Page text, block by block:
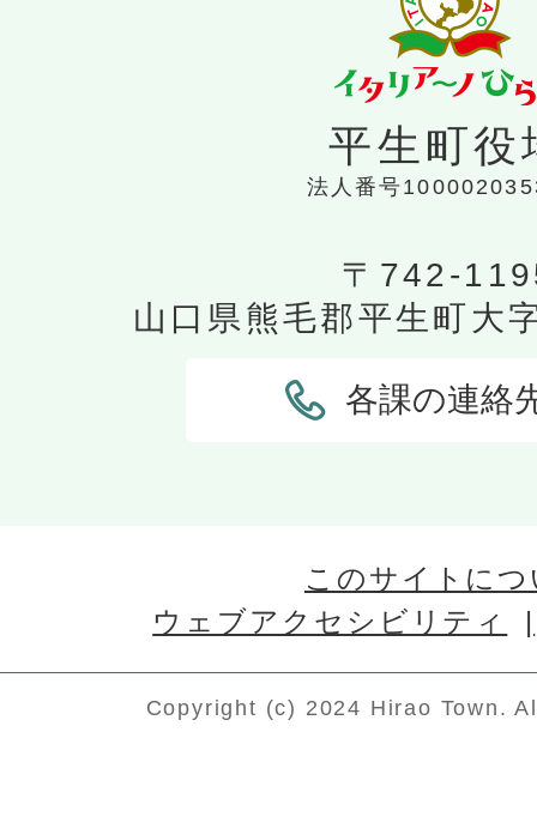
平生町役
法人番号
〒742-
山口県熊毛郡平生町大
各課の連絡
このサイトに
ウェブアクセシビリティ
Copyright (c) 2024 Hirao Town.